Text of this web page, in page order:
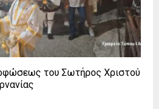
του Σωτήρος Χριστού